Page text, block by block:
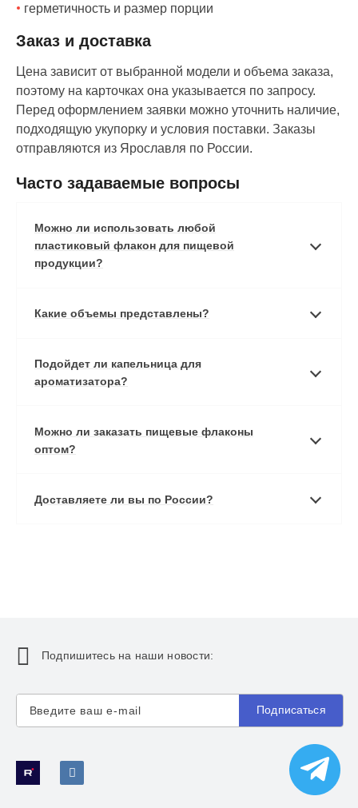
герметичность и размер порции
Заказ и доставка
Цена зависит от выбранной модели и объема заказа,
поэтому на карточках она указывается по запросу.
Перед оформлением заявки можно уточнить наличие,
подходящую укупорку и условия поставки. Заказы
отправляются из Ярославля по России.
Часто задаваемые вопросы
Можно ли использовать любой
пластиковый флакон для пищевой
продукции?
Какие объемы представлены?
Подойдет ли капельница для
ароматизатора?
Можно ли заказать пищевые флаконы
оптом?
Доставляете ли вы по России?
Подпишитесь на наши новости:
Подписаться